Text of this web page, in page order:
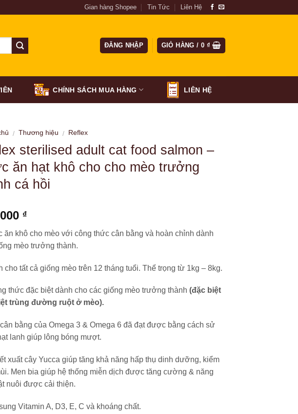
Gian hàng Shopee Tin Tức Liên Hệ
ĐĂNG NHẬP GIỎ HÀNG / 0 ₫
CHÍNH SÁCH MUA HÀNG LIÊN HỆ
/ Thương hiệu / Reflex
sterilised adult cat food salmon –
ăn hạt khô cho cho mèo trưởng
cá hồi
₫
ăn khô cho mèo với công thức cân bằng và hoàn chỉnh dành
mèo trưởng thành.
cho tất cả giống mèo trên 12 tháng tuổi. Thể trọng từ 1kg – 8kg.
thức đặc biệt dành cho các giống mèo trưởng thành (đặc biệt
trùng đường ruột ở mèo).
bằng của Omega 3 & Omega 6 đã đạt được bằng cách sử
lanh giúp lông bóng mượt.
xuất cây Yucca giúp tăng khả năng hấp thụ dinh dưỡng, kiểm
Men bia giúp hệ thống miễn dịch được tăng cường & năng
nuôi được cải thiện.
Vitamin A, D3, E, C và khoáng chất.